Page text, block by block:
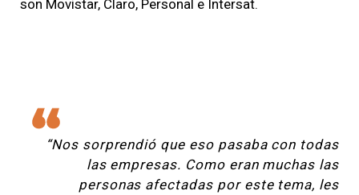
son Movistar, Claro, Personal e Intersat.
“Nos sorprendió que eso pasaba con todas
las empresas. Como eran muchas las
personas afectadas por este tema, les